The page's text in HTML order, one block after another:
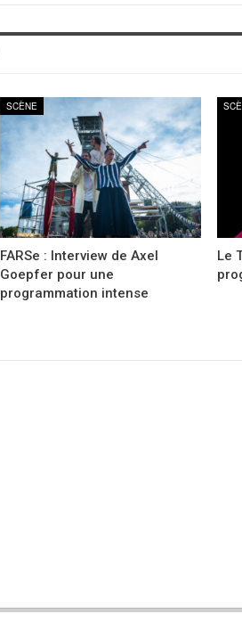
SCÈNE
FARSe : Interview de Axel
Goepfer pour une
programmation intense
Le